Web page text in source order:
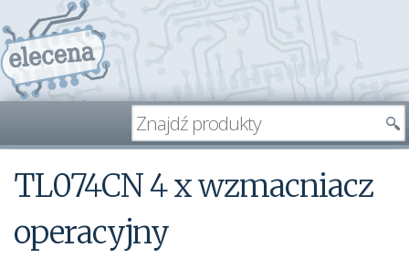
TL074CN 4 x wzmacniacz
operacyjny